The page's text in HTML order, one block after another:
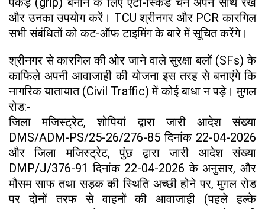
और उनका उपयोग करें। TCU श्रीनगर और PCR कारगिल
सभी संबंधितों को कट-ऑफ टाइमिंग के बारे में सूचित करेंगे।
श्रीनगर से कारगिल की ओर जाने वाले सुरक्षा बलों (SFs) के
काफिले अपनी आवाजाही की योजना इस तरह से बनाएंगे कि
नागरिक यातायात (Civil Traffic) में कोई बाधा न पड़े। मुगल
रोड:-
जिला मजिस्ट्रेट, शोपियां द्वारा जारी आदेश संख्या
DMS/ADM-PS/25-26/276-85 दिनांक 22-04-2026
और जिला मजिस्ट्रेट, पुंछ द्वारा जारी आदेश संख्या
DMP/J/376-91 दिनांक 22-04-2026 के अनुसार, और
मौसम साफ तथा सड़क की स्थिति अच्छी होने पर, मुगल रोड
पर दोनों तरफ से वाहनों की आवाजाही (पहले हल्के